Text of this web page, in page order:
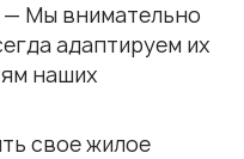
— Мы внимательно
адаптируем их
наших
свое жилое